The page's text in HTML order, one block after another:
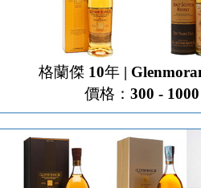
格蘭傑 10年 |
價格：300 - 1000